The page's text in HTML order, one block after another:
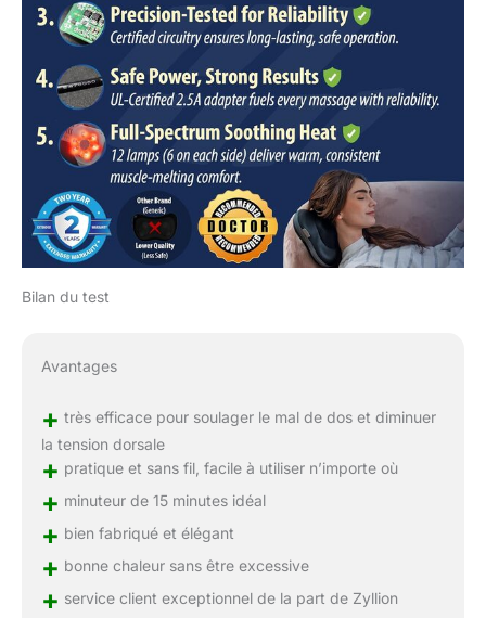
mamans, papas,
épouses/époux, qui
souhaitent prendre soin
d’eux-mêmes et se sentir
bien dans leur peau.
Bilan du test
Avantages
+ très efficace pour soulager le mal de dos et diminuer
la tension dorsale
+ pratique et sans fil, facile à utiliser n’importe où
+ minuteur de 15 minutes idéal
+ bien fabriqué et élégant
+ bonne chaleur sans être excessive
+ service client exceptionnel de la part de Zyllion